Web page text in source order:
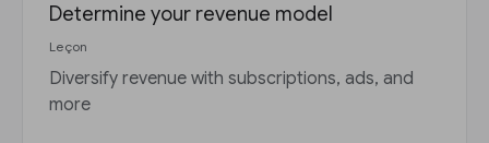
Determine your revenue model
Leçon
Diversify revenue with subscriptions, ads, and
more